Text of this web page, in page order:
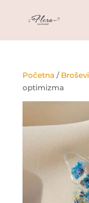
Početna / Broševi
optimizma